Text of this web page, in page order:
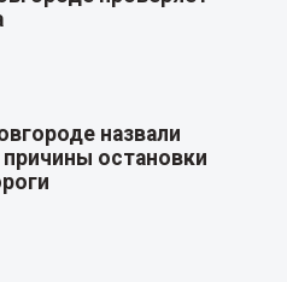
назвали
остановки